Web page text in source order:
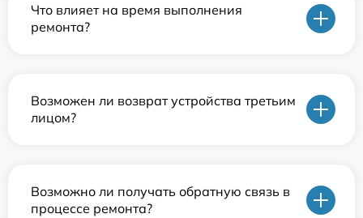
Что влияет на время выполнения
ремонта?
Возможен ли возврат устройства третьим
лицом?
Возможно ли получать обратную связь в
процессе ремонта?